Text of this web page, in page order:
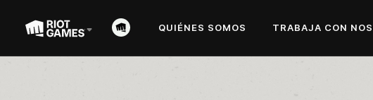
QUIÉNES SOMOS TRABAJA CON